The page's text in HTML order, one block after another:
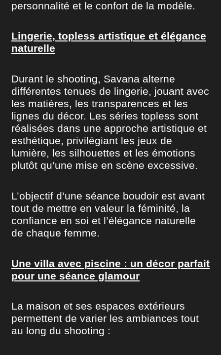
personnalité et le confort de la modèle.
Lingerie, topless artistique et élégance
naturelle
Durant le shooting, Savana alterne
différentes tenues de lingerie, jouant avec
les matières, les transparences et les
lignes du décor. Les séries topless sont
réalisées dans une approche artistique et
esthétique, privilégiant les jeux de
lumière, les silhouettes et les émotions
plutôt qu’une mise en scène excessive.
L’objectif d’une séance boudoir est avant
tout de mettre en valeur la féminité, la
confiance en soi et l’élégance naturelle
de chaque femme.
Une villa avec piscine : un décor parfait
pour une séance glamour
La maison et ses espaces extérieurs
permettent de varier les ambiances tout
au long du shooting :